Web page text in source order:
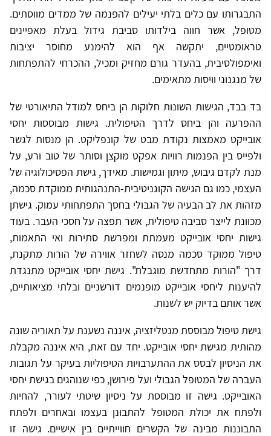
התבגרותו עם כלים בלתי יעילים להפנמה של ממדים מווסתים.
מטופל, אשר חווה בילדותו סביבת גידול בעלת מאפיינים
טראומטיים, יתקשה אף הוא להימנע מחוסר יציבות
ואימפולסיבית, בהעדר גורם מחזיק ומכיל, ההכרחי להתפתחות
של מנגנוני וויסות מתאימים.
בד בבד, הגישות השונות חלוקות הן ביחס למודל התיאורטי של
ההפרעה והן ביחס לדרך הטיפולית. גישות מבוססות יחסי
אובייקט מאמצות נקודת מבט של קונפליקט. הן מנסות לגשר
ולפייס בין הפנמות רוויות אפקט מוקצן וסותר של טוב ורע, על
מנת לקדם גיבוש, מיתון וגמישות. מאידך, גישת הפסיכולוגיה של
העצמי, כמו גם הגישה הקוגניטיבית-התנהגותית ממוקדת סכמה,
מזהות את לב הבעיה של הגבולי בחסך התפתחותי עמוק. גישתן
מכוונת לייצר סביבה טיפולית, אשר תפצה על חסכי העבר. בעוד
גישות יחסי אובייקט מעמתת ומפרשת סתירות ואי התאמות,
טיפול ממוקד סכמה מנסה לשחזר אווירה של הורות מתקנת,
דרך "הורות מתחדשת מוגבלת". גישת יחסי אובייקט מתנגדת
להיענות ליחסי אובייקט מופנמים דורשניים ובלתי מציאותיים,
אשר אותם בדיוק יש לשנות.
גישת טיפול מבוססת מנטליזציה, איננה נשענת על תאוריה שונה
מהותית מגישת יחסי אובייקט. יחד עם זאת, היא איננה מקבלת
את הניסיון לבסס את ההתערבויות הטיפוליות בעיקר על תגובות
העברה של המטופל הגבולי ועל פירושן, כפי שנוהגים בגישת יחסי
האובייקט. גישה זו מבוססת על ניסיון שיטתי לעורר, להחיות
ולפתח את יכולת המטופל להתבונן בעצמו ובאחרים ולפתח
התבוננות מבינה של הקשרים חווייתיים בין אישיים. גישה זו